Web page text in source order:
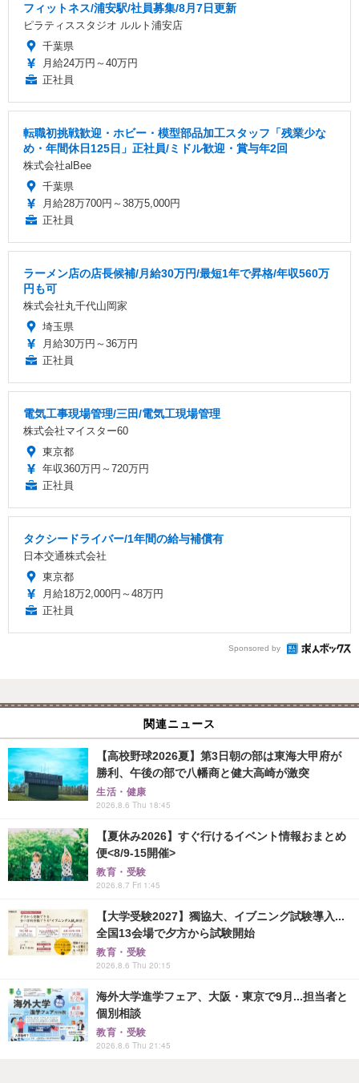
フィットネス/浦安駅/社員募集/8月7日更新
ピラティススタジオ ルルト浦安店
千葉県
月給24万円～40万円
正社員
転職初挑戦歓迎・ホビー・模型部品加工スタッフ「残業少な
め・年間休日125日」正社員/ミドル歓迎・賞与年2回
株式会社alBee
千葉県
月給28万700円～38万5,000円
正社員
ラーメン店の店長候補/月給30万円/最短1年で昇格/年収560万
円も可
株式会社丸千代山岡家
埼玉県
月給30万円～36万円
正社員
電気工事現場管理/三田/電気工現場管理
株式会社マイスター60
東京都
年収360万円～720万円
正社員
タクシードライバー/1年間の給与補償有
日本交通株式会社
東京都
月給18万2,000円～48万円
正社員
Sponsored by
関連ニュース
【高校野球2026夏】第3日朝の部は東海大甲府が
勝利、午後の部で八幡商と健大高崎が激突
生活・健康
2026.8.6 Thu 18:45
【夏休み2026】すぐ行けるイベント情報おまとめ
便<8/9-15開催>
教育・受験
2026.8.7 Fri 1:45
【大学受験2027】獨協大、イブニング試験導入...
全国13会場で夕方から試験開始
教育・受験
2026.8.6 Thu 20:15
海外大学進学フェア、大阪・東京で9月...担当者と
個別相談
教育・受験
2026.8.6 Thu 21:45